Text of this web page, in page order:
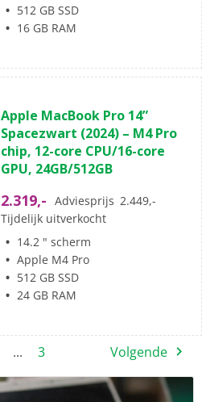
512 GB SSD
16 GB RAM
van
de
5
sterren.
Apple MacBook Pro 14”
Spacezwart (2024) – M4 Pro
chip, 12-core CPU/16-core
GPU, 24GB/512GB
2.319,- Adviesprijs 2.449,-
Tijdelijk uitverkocht
14.2 " scherm
Apple M4 Pro
512 GB SSD
24 GB RAM
... 3 Volgende